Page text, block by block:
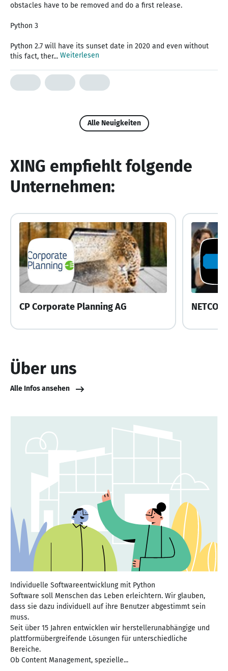
obstacles have to be removed and do a first release.
Python 3
Python 2.7 will have its sunset date in 2020 and even without
this fact, ther... Weiterlesen
Alle Neuigkeiten
XING empfiehlt folgende
Unternehmen:
CP Corporate Planning AG
Über uns
Alle Infos ansehen
Individuelle Softwareentwicklung mit Python
Software soll Menschen das Leben erleichtern. Wir glauben,
dass sie dazu individuell auf ihre Benutzer abgestimmt sein
muss.
Seit über 15 Jahren entwicklen wir herstellerunabhängige und
plattformübergreifende Lösungen für unterschiedliche
Bereiche.
Ob Content Management, spezielle...